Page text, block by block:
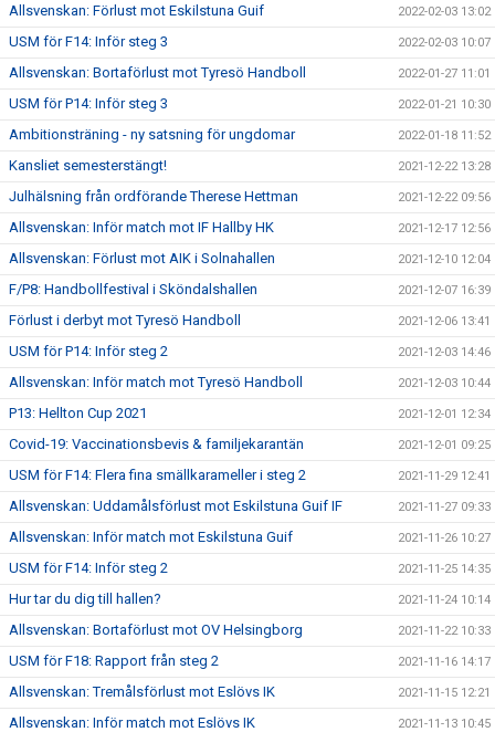
Allsvenskan: Förlust mot Eskilstuna Guif 2022-02-03 13:02
USM för F14: Inför steg 3 2022-02-03 10:07
Allsvenskan: Bortaförlust mot Tyresö Handboll 2022-01-27 11:01
USM för P14: Inför steg 3 2022-01-21 10:30
Ambitionsträning - ny satsning för ungdomar 2022-01-18 11:52
Kansliet semesterstängt! 2021-12-22 13:28
Julhälsning från ordförande Therese Hettman 2021-12-22 09:56
Allsvenskan: Inför match mot IF Hallby HK 2021-12-17 12:56
Allsvenskan: Förlust mot AIK i Solnahallen 2021-12-10 12:04
F/P8: Handbollfestival i Sköndalshallen 2021-12-07 16:39
Förlust i derbyt mot Tyresö Handboll 2021-12-06 13:41
USM för P14: Inför steg 2 2021-12-03 14:46
Allsvenskan: Inför match mot Tyresö Handboll 2021-12-03 10:44
P13: Hellton Cup 2021 2021-12-01 12:34
Covid-19: Vaccinationsbevis & familjekarantän 2021-12-01 09:25
USM för F14: Flera fina smällkarameller i steg 2 2021-11-29 12:41
Allsvenskan: Uddamålsförlust mot Eskilstuna Guif IF 2021-11-27 09:33
Allsvenskan: Inför match mot Eskilstuna Guif 2021-11-26 10:27
USM för F14: Inför steg 2 2021-11-25 14:35
Hur tar du dig till hallen? 2021-11-24 10:14
Allsvenskan: Bortaförlust mot OV Helsingborg 2021-11-22 10:33
USM för F18: Rapport från steg 2 2021-11-16 14:17
Allsvenskan: Tremålsförlust mot Eslövs IK 2021-11-15 12:21
Allsvenskan: Inför match mot Eslövs IK 2021-11-13 10:45